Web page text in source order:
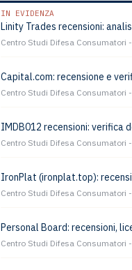
IN EVIDENZA
Linity Trades recensioni:
Centro Studi Difesa Consumatori
Capital.com: recensione e
Centro Studi Difesa Consumatori
IMDB012 recensioni: verifica
Centro Studi Difesa Consumatori
IronPlat (ironplat.top):
Centro Studi Difesa Consumatori
Personal Board: recensioni,
Centro Studi Difesa Consumatori